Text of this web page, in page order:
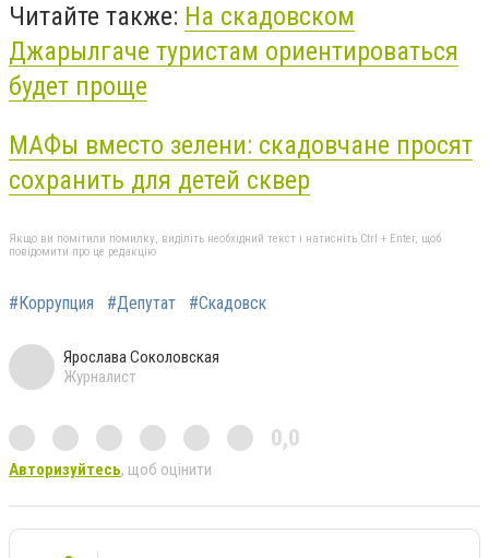
Читайте также: На скадовском
Джарылгаче туристам ориентироваться
будет проще
МАФы вместо зелени: скадовчане просят
сохранить для детей сквер
Якщо ви помітили помилку, виділіть необхідний текст і натисніть Ctrl + Enter, щоб
повідомити про це редакцію
#Коррупция #Депутат #Скадовск
Ярослава Соколовская
Журналист
0,0
Авторизуйтесь, щоб оцінити